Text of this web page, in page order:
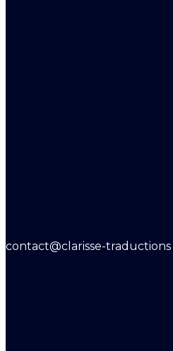
contact@clarisse-traductions